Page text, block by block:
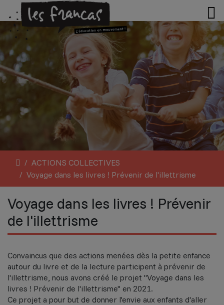
ACTIONS COLLECTIVES
Voyage dans les livres ! Prévenir de l'illettrisme
Voyage dans les livres ! Prévenir
de l'illettrisme
Convaincus que des actions menées dès la petite enfance
autour du livre et de la lecture participent à prévenir de
l'illettrisme, nous avons créé le projet "Voyage dans les
livres ! Prévenir de l'illettrisme" en 2021.
Ce projet a pour but de donner l'envie aux enfants d'aller